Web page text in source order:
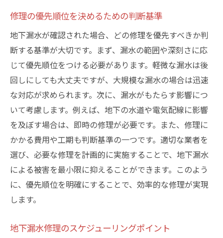
修理の優先順位を決めるための判断基準
地下漏水が確認された場合、どの修理を優先すべきか判
断する基準が大切です。まず、漏水の範囲や深刻さに応
じて優先順位をつける必要があります。軽微な漏水は後
回しにしても大丈夫ですが、大規模な漏水の場合は迅速
な対応が求められます。次に、漏水がもたらす影響につ
いて考慮します。例えば、地下の水道や電気配線に影響
を及ぼす場合は、即時の修理が必要です。また、修理に
かかる費用や工期も判断基準の一つです。適切な業者を
選び、必要な修理を計画的に実施することで、地下漏水
による被害を最小限に抑えることができます。このよう
に、優先順位を明確にすることで、効率的な修理が実現
します。
地下漏水修理のスケジューリングポイント